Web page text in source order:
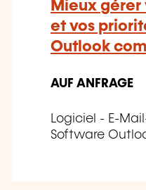
Mieux
et vos
Outlook
AUF ANFRAGE
Logiciel - E-
Software